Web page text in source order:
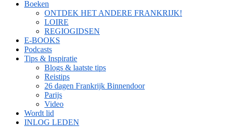
Boeken
ONTDEK HET ANDERE FRANKRIJK!
LOIRE
REGIOGIDSEN
E-BOOKS
Podcasts
Tips & Inspiratie
Blogs & laatste tips
Reistips
26 dagen Frankrijk Binnendoor
Parijs
Video
Wordt lid
INLOG LEDEN